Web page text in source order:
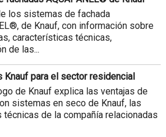
los sistemas de fachada
de Knauf, con información sobre
características técnicas,
de las...
Knauf para el sector residencial
de Knauf explica las ventajas de
sistemas en seco de Knauf, las
técnicas de la compañía relacionadas